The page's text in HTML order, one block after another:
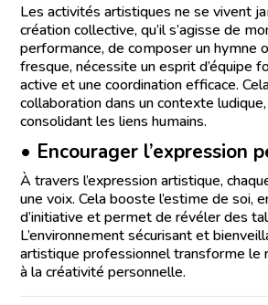
Les activités artistiques ne se vivent
création collective, qu’il s’agisse de
performance, de composer un hymne
fresque, nécessite un esprit d’équipe
active et une coordination efficace.
collaboration dans un contexte
consolidant les liens humains.
• Encourager l’expression
À travers l’expression artistique,
une voix. Cela booste l’estime de soi,
d’initiative et permet de révéler des
L’environnement sécurisant et
artistique professionnel transforme le
à la créativité personnelle.